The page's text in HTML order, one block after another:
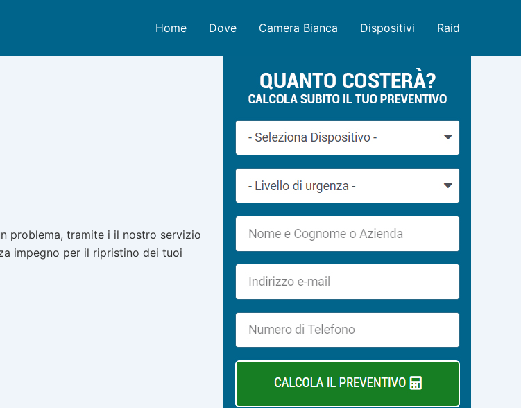
Home Dove Camera Bianca Dispositivi Raid
problema, tramite i il nostro servizio
impegno per il ripristino dei tuoi